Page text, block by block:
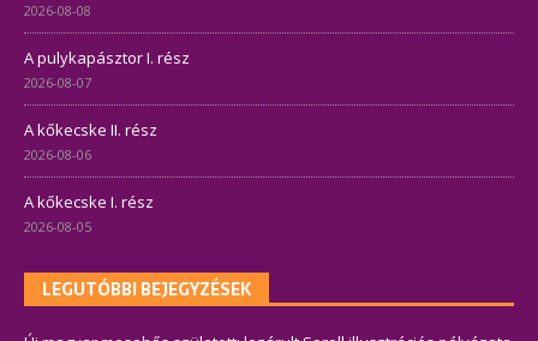
2026-08-08
A pulykapásztor I. rész
2026-08-07
A kőkecske II. rész
2026-08-06
A kőkecske I. rész
2026-08-05
LEGUTÓBBI BEJEGYZÉSEK